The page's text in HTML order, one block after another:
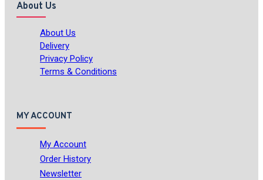
About Us
About Us
Delivery
Privacy Policy
Terms & Conditions
MY ACCOUNT
My Account
Order History
Newsletter